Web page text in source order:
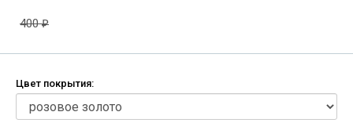
400₽
Цвет покрытия: